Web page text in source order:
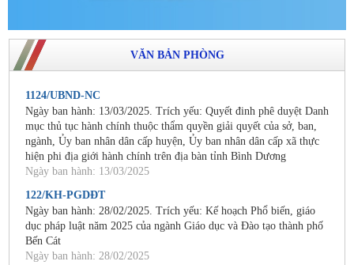
VĂN BẢN PHÒNG
1124/UBND-NC
Ngày ban hành: 13/03/2025. Trích yếu: Quyết đinh phê duyệt Danh
mục thủ tục hành chính thuộc thẩm quyền giải quyết của sở, ban,
ngành, Ủy ban nhân dân cấp huyện, Ủy ban nhân dân cấp xã thực
hiện phi địa giới hành chính trên địa bàn tỉnh Bình Dương
Ngày ban hành: 13/03/2025
122/KH-PGDĐT
Ngày ban hành: 28/02/2025. Trích yếu: Kế hoạch Phổ biến, giáo
dục pháp luật năm 2025 của ngành Giáo dục và Đào tạo thành phố
Bến Cát
Ngày ban hành: 28/02/2025